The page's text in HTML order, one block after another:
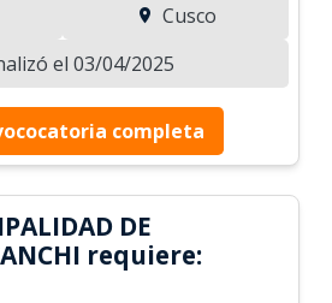
Cusco
el 03/04/2025
completa
DE
requiere: